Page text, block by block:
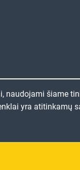
naudojami šiame
yra atitinkamų